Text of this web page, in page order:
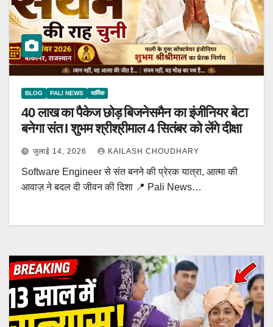
BLOG PALI NEWS धार्मिक
40 लाख का पैकेज छोड़ बिजनेसमैन का इंजीनियर बेटा
बनेगा संत I शुभम श्रीश्रीमाल 4 सितंबर को लेंगे दीक्षा
जुलाई 14, 2026 KAILASH CHOUDHARY
Software Engineer से संत बनने की प्रेरक यात्रा, आत्मा की
आवाज़ ने बदल दी जीवन की दिशा 📍 Pali News…